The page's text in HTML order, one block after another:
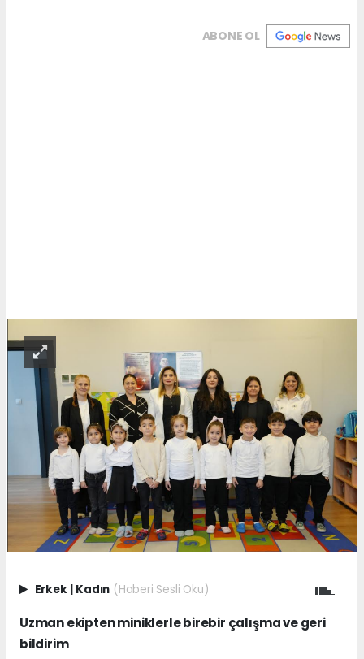
ABONE OL
Erkek | Kadın (Haberi Sesli Oku)
Uzman ekipten miniklerle birebir çalışma ve geri
bildirim